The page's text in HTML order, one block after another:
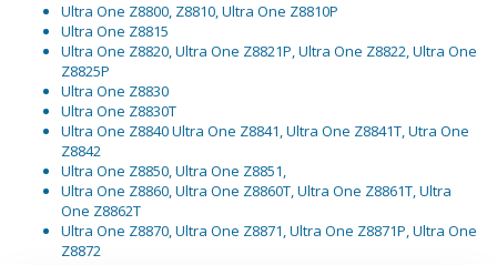
Ultra One Z8800, Z8810, Ultra One Z8810P
Ultra One Z8815
Ultra One Z8820, Ultra One Z8821P, Ultra One Z8822, Ultra One
Z8825P
Ultra One Z8830
Ultra One Z8830T
Ultra One Z8840 Ultra One Z8841, Ultra One Z8841T, Utra One
Z8842
Ultra One Z8850, Ultra One Z8851,
Ultra One Z8860, Ultra One Z8860T, Ultra One Z8861T, Ultra
One Z8862T
Ultra One Z8870, Ultra One Z8871, Ultra One Z8871P, Ultra One
Z8872